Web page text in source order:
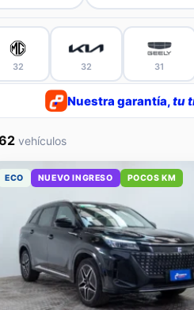
Más vistos 37 Automáticos
32 32 31
Nuestra garantía,tu